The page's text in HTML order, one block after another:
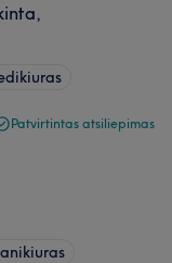
Patvirtintas atsiliepimas